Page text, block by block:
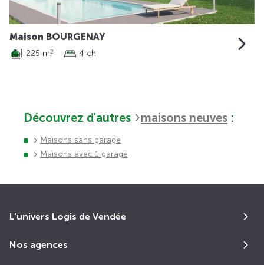
Maison BOURGENAY
225 m2 4 ch
Découvrez d'autres maisons neuves :
Maisons sans garage
Maisons avec 1 garage
L'univers Logis de Vendée
Nos agences